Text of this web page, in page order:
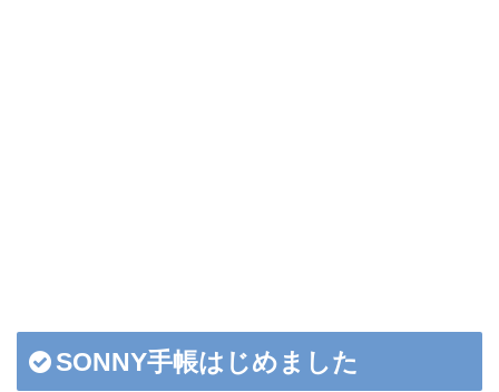
SONNY手帳はじめました